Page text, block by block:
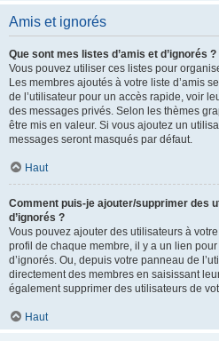
Amis et ignorés
Que sont mes listes d’amis et d’ignorés ?
Vous pouvez utiliser ces listes pour
Les membres ajoutés à votre liste d’amis
de l’utilisateur pour un accès rapide, voir
des messages privés. Selon les thèmes
être mis en valeur. Si vous ajoutez un
messages seront masqués par défaut.
Haut
Comment puis-je ajouter/supprimer des
d’ignorés ?
Vous pouvez ajouter des utilisateurs à
profil de chaque membre, il y a un lien pour
d’ignorés. Ou, depuis votre panneau de
directement des membres en saisissant
également supprimer des utilisateurs de
Haut